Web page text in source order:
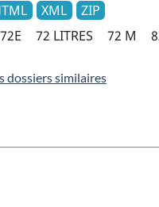
XML ZIP
72E 72 LITRES 72 M
dossiers similaires